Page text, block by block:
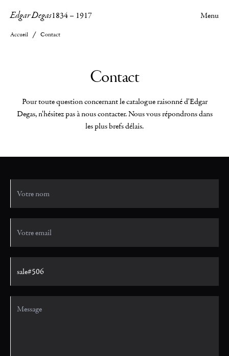
Edgar Degas1834– 1917 Menu
Accueil Contact
Contact
Pour toute question concernant le catalogue raisonné d'Edgar
Degas, n'hésitez pas à nous contacter. Nous vous répondrons dans
les plus brefs délais.